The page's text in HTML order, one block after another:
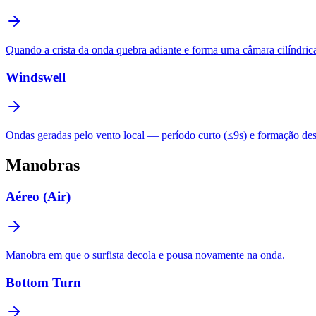
Quando a crista da onda quebra adiante e forma uma câmara
Windswell
Ondas geradas pelo vento local — período curto (≤9s) e formação
Manobras
Aéreo (Air)
Manobra em que o surfista decola e pousa novamente na onda.
Bottom Turn